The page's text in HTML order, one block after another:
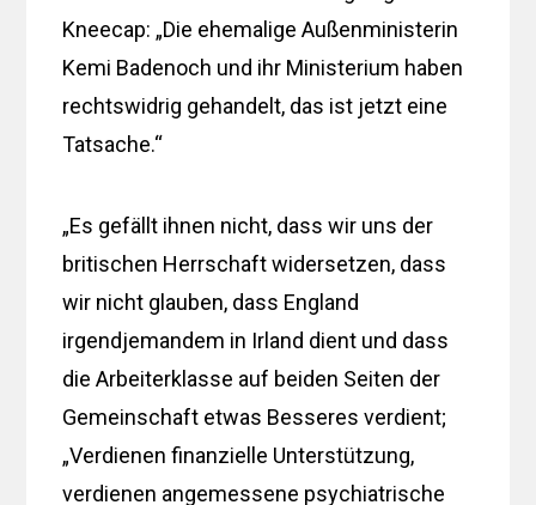
Kneecap: „Die ehemalige Außenministerin
Kemi Badenoch und ihr Ministerium haben
rechtswidrig gehandelt, das ist jetzt eine
Tatsache.“
„Es gefällt ihnen nicht, dass wir uns der
britischen Herrschaft widersetzen, dass
wir nicht glauben, dass England
irgendjemandem in Irland dient und dass
die Arbeiterklasse auf beiden Seiten der
Gemeinschaft etwas Besseres verdient;
„Verdienen finanzielle Unterstützung,
verdienen angemessene psychiatrische